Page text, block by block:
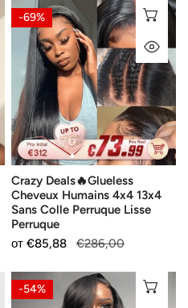
ИЗБЕРЕТЕ ОПЦИИ
БЪРЗ ПОГЛЕД
Crazy
Deals
Glueless
Cheveux
Humains
4x4
13x4
Sans
Colle
Perruque
Lisse
Perruque
-69%
Crazy Deals🔥Glueless
Cheveux Humains 4x4 13x4
Sans Colle Perruque Lisse
Perruque
Продажна
от €85,88
Редовна
€286,00
ИЗБЕРЕТЕ ОПЦИИ
13x4
Glueless
-54%